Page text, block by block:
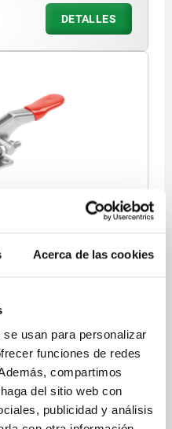
Acerca de las cookies
usan para personalizar
funciones de redes
compartimos
del sitio web con
publicidad y análisis
DETALLES
ESTÁNDAR
AL ACEITE
L1=10,4